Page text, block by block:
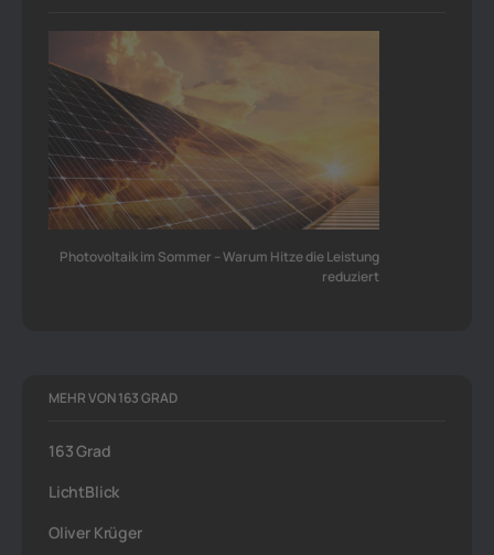
Photovoltaik im Sommer – Warum Hitze die Leistung
reduziert
MEHR VON 163 GRAD
163 Grad
LichtBlick
Oliver Krüger